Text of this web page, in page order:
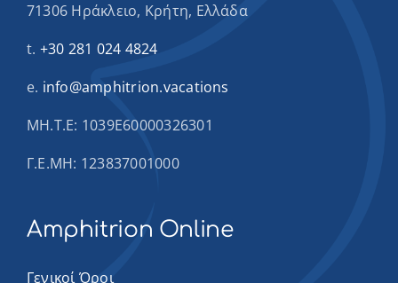
71306 Ηράκλειο, Κρήτη, Ελλάδα
t. +30 281 024 4824
e. info@amphitrion.vacations
ΜΗ.Τ.Ε: 1039Ε60000326301
Γ.Ε.ΜΗ: 123837001000
Amphitrion Online
Γενικοί Όροι